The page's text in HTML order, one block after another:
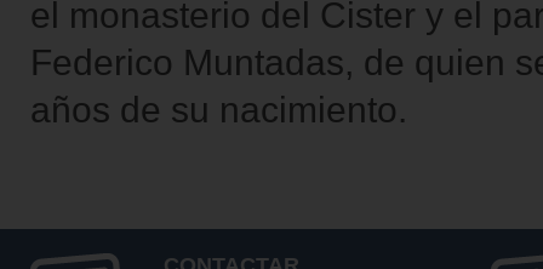
el monasterio del Cister y el
Federico Muntadas, de quien
años de su nacimiento.